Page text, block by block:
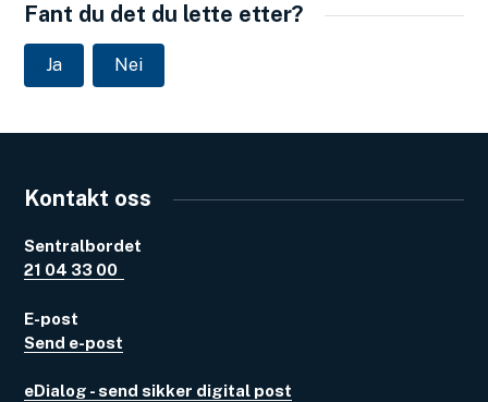
Fant du det du lette etter?
Ja Nei
Kontakt oss
Sentralbordet
21 04 33 00
E-post
Send e-post
eDialog - send sikker digital post